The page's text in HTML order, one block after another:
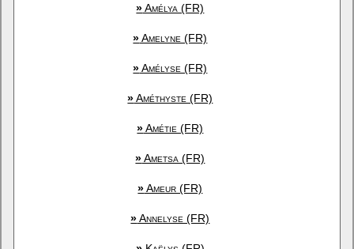
»Amélya (FR)
»Amelyne (FR)
»Amélyse (FR)
»Améthyste (FR)
»Amétie (FR)
»Ametsa (FR)
»Ameur (FR)
»Annelyse (FR)